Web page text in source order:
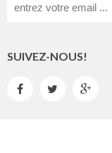
SUIVEZ-NOUS!
  